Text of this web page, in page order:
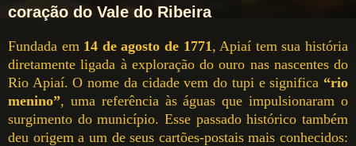
coração do Vale do Ribeira
Fundada em 14 de agosto de 1771 , Apiaí tem sua história
diretamente ligada à exploração do ouro nas nascentes do
Rio Apiaí. O nome da cidade vem do tupi e significa “rio
menino”, uma referência às águas que impulsionaram o
surgimento do município. Esse passado histórico também
deu origem a um de seus cartões-postais mais conhecidos: